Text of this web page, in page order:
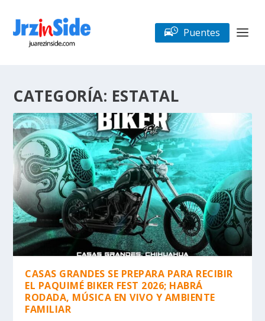
Puentes
CATEGORÍA: ESTATAL
CASAS GRANDES SE PREPARA PARA RECIBIR
EL PAQUIMÉ BIKER FEST 2026; HABRÁ
RODADA, MÚSICA EN VIVO Y AMBIENTE
FAMILIAR